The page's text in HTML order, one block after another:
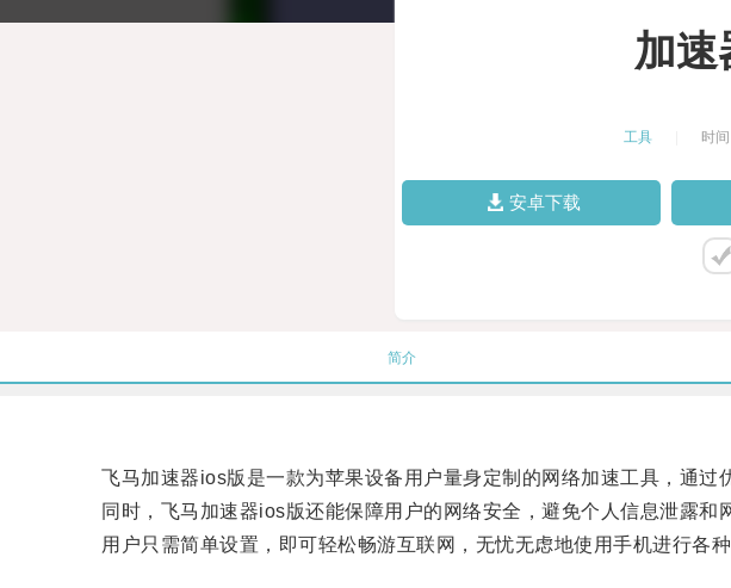
加速
工具 时
安卓下载
简介
飞马加速器ios版是一款为苹果设备用户量身定制的网络加速工具，通过
同时，飞马加速器ios版还能保障用户的网络安全，避免个人信息泄露和
用户只需简单设置，即可轻松畅游互联网，无忧无虑地使用手机进行各种